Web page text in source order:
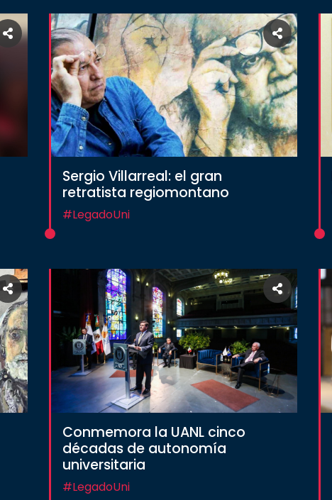
Sergio Villarreal: el gran
retratista regiomontano
#LegadoUni
Conmemora la UANL cinco
décadas de autonomía
universitaria
#LegadoUni